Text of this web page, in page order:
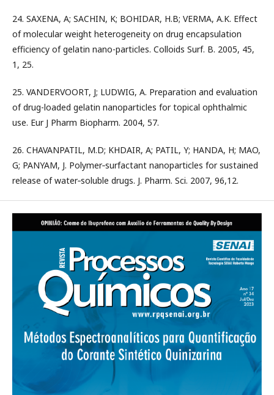
24. SAXENA, A; SACHIN, K; BOHIDAR, H.B; VERMA, A.K. Effect
of molecular weight heterogeneity on drug encapsulation
efficiency of gelatin nano-particles. Colloids Surf. B. 2005, 45,
1, 25.
25. VANDERVOORT, J; LUDWIG, A. Preparation and evaluation
of drug-loaded gelatin nanoparticles for topical ophthalmic
use. Eur J Pharm Biopharm. 2004, 57.
26. CHAVANPATIL, M.D; KHDAIR, A; PATIL, Y; HANDA, H; MAO,
G; PANYAM, J. Polymer‐surfactant nanoparticles for sustained
release of water‐soluble drugs. J. Pharm. Sci. 2007, 96,12.